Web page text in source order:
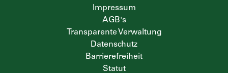
Impressum
AGB's
Transparente Verwaltung
Datenschutz
Barrierefreiheit
Statut